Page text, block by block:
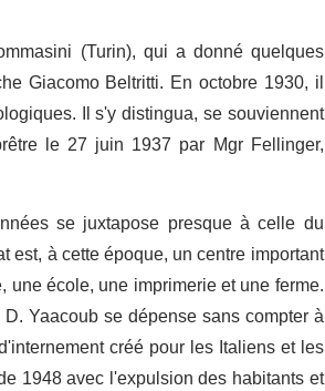
(Turin), qui a donné quelques
Giacomo Beltritti. En octobre 1930, il
Il s'y distingua, se souviennent
le 27 juin 1937 par Mgr Fellinger,
se juxtapose presque à celle du
à cette époque, un centre important
école, une imprimerie et une ferme.
Yaacoub se dépense sans compter à
créé pour les Italiens et les
1948 avec l'expulsion des habitants et